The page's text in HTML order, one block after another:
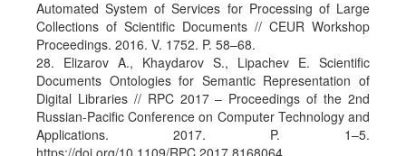
Automated System of Services for Processing of Large
Collections of Scientific Documents // CEUR Workshop
Proceedings. 2016. V. 1752. P. 58–68.
28. Elizarov A., Khaydarov S., Lipachev E. Scientific
Documents Ontologies for Semantic Representation of
Digital Libraries // RPC 2017 – Proceedings of the 2nd
Russian-Pacific Conference on Computer Technology and
Applications. 2017. P. 1–5.